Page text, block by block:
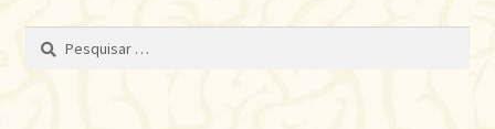
Pesquisar